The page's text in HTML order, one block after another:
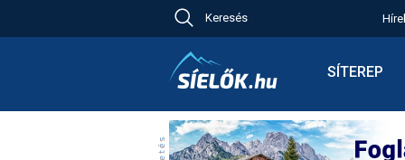
Keresés
SÍTEREP
Síbérletárak